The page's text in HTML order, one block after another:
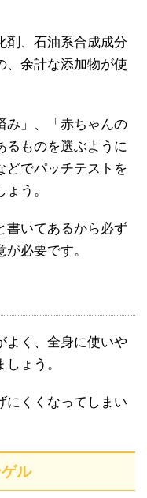
剤、石油系合成成分
、余計な添加物が使
み」、「赤ちゃんの
るものを選ぶように
どでパッチテストを
う。
書いてあるから必ず
必要です。
よく、全身に使いや
ょう。
にくくなってしまい
ル